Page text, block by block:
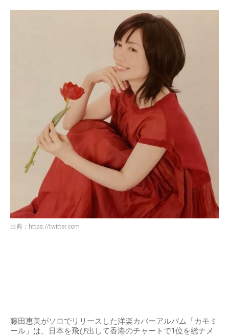
出典： https://twitter.com
藤田恵美がソロでリリースした洋楽カバーアルバム「カモミ
ール」は、日本を飛び出して香港のチャートで1位を総ナメ